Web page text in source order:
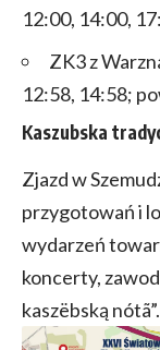
12:00, 14:00,
ZK3 z
12:58, 14:58;
Kaszubska
Zjazd w
przygotowań i
wydarzeń
koncerty,
kaszëbską nótã”.